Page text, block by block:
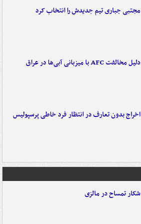
مجتبی جباری تیم جدیدش را انتخاب کرد
دلیل مخالفت AFC با میزبانی آبی‌ها در عراق
اخراج بدون تعارف در انتظار فرد خاطی پرسپولیس
شکار تمساح در مالزی